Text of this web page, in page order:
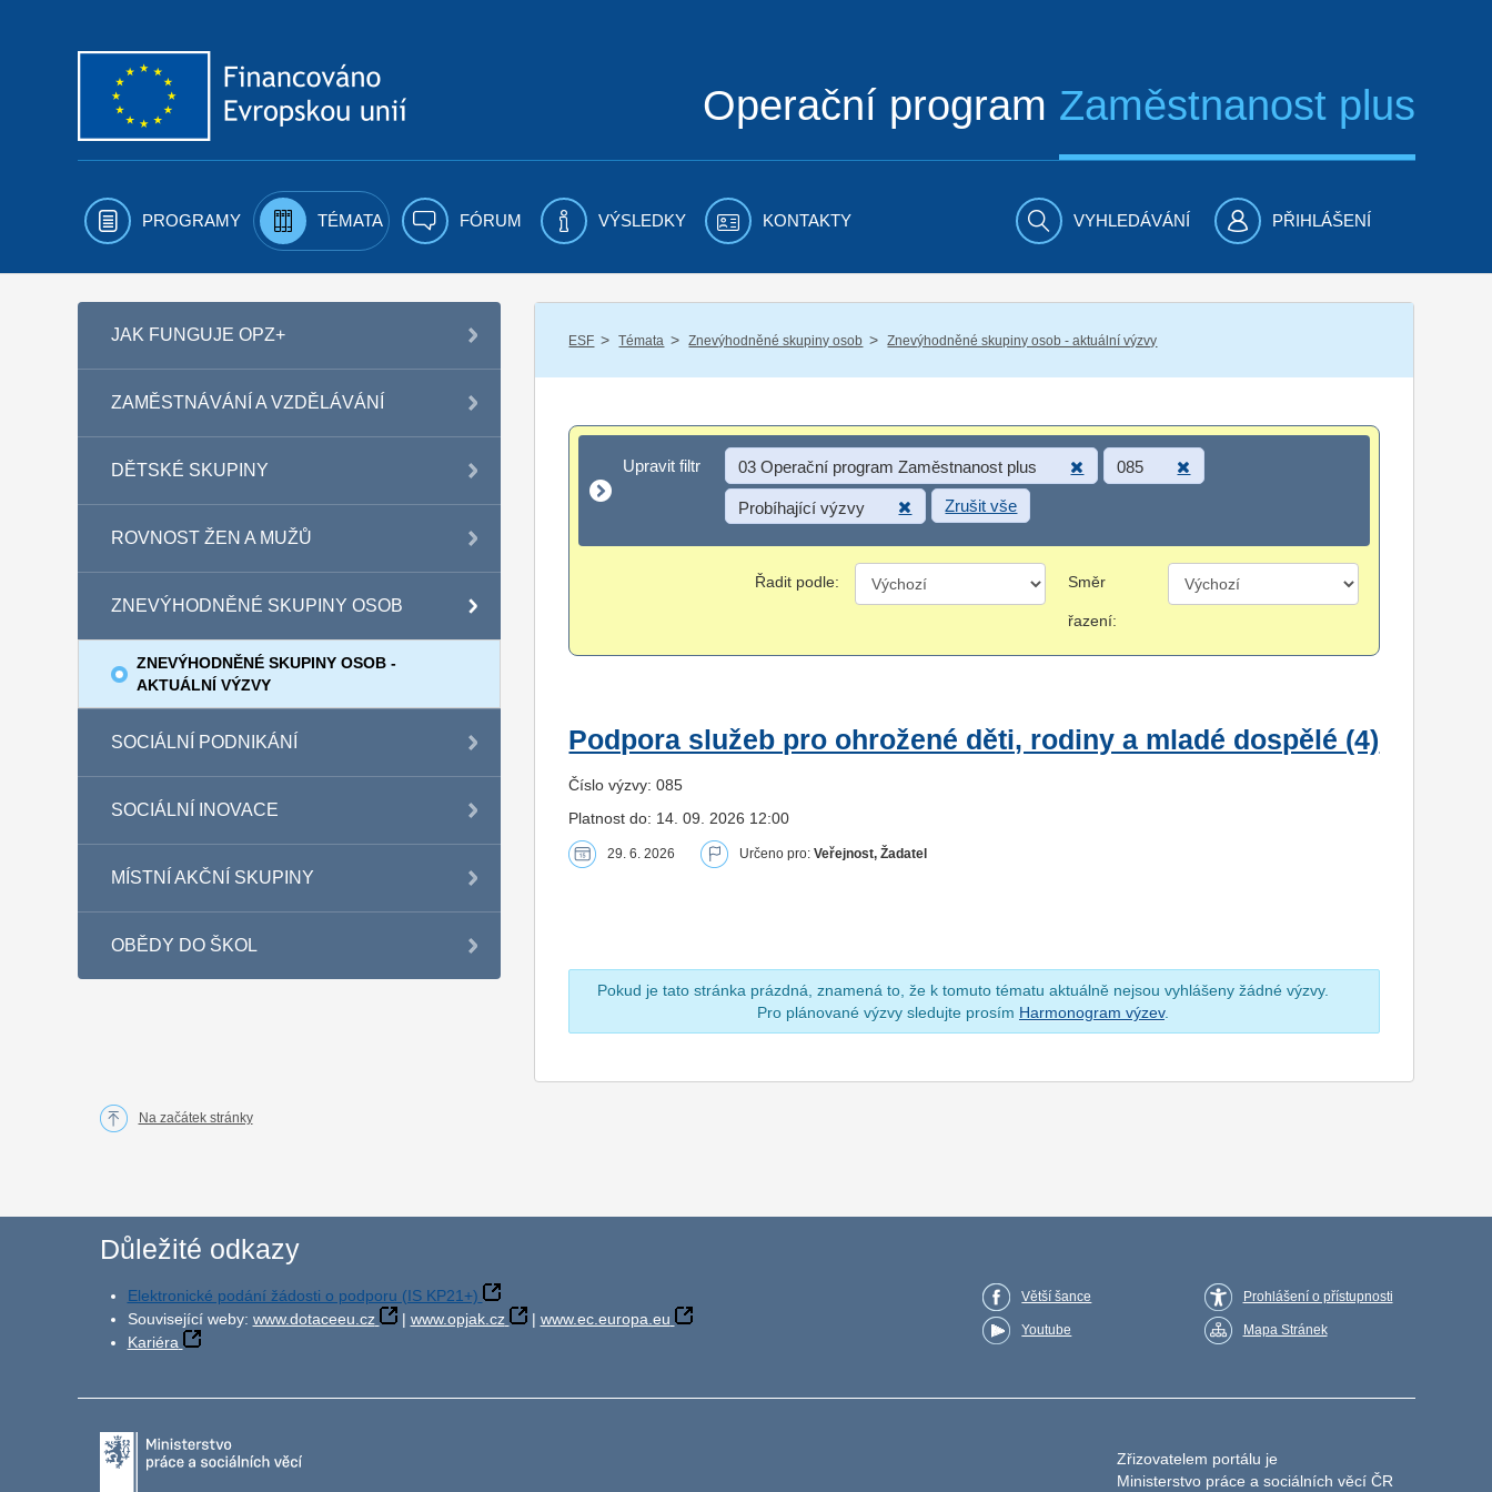
Operační program Zaměstnanost plus
PROGRAMY TÉMATA FÓRUM VÝSLEDKY KONTAKTY VYHLEDÁVÁNÍ PŘIHLÁŠENÍ
JAK FUNGUJE OPZ+
ZAMĚSTNÁVÁNÍ A VZDĚLÁVÁNÍ
DĚTSKÉ SKUPINY
ROVNOST ŽEN A MUŽŮ
ZNEVÝHODNĚNÉ SKUPINY OSOB
ZNEVÝHODNĚNÉ SKUPINY OSOB -
AKTUÁLNÍ VÝZVY
SOCIÁLNÍ PODNIKÁNÍ
SOCIÁLNÍ INOVACE
MÍSTNÍ AKČNÍ SKUPINY
OBĚDY DO ŠKOL
ESF / Témata / Znevýhodněné skupiny osob / Znevýhodněné skupiny osob - aktuální výzvy
Upravit filtr
Upravit filtr 03 Operační program Zaměstnanost plus 085
Probíhající výzvy Zrušit vše
Řadit podle: Směr
řazení:
Podpora služeb pro ohrožené děti, rodiny a mladé dospělé (4)
Číslo výzvy: 085
Platnost do: 14. 09. 2026 12:00
29. 6. 2026 Určeno pro:Veřejnost, Žadatel
Pokud je tato stránka prázdná, znamená to, že k tomuto tématu aktuálně nejsou vyhlášeny žádné výzvy.
Pro plánované výzvy sledujte prosím Harmonogram výzev.
Na začátek stránky
Důležité odkazy
Elektronické podání žádosti o podporu (IS KP21+)
Související weby: www.dotaceeu.cz | www.opjak.cz | www.ec.europa.eu
Kariéra
Větší šance
Youtube
Prohlášení o přístupnosti
Mapa Stránek
Zřizovatelem portálu je
Ministerstvo práce a sociálních věcí ČR